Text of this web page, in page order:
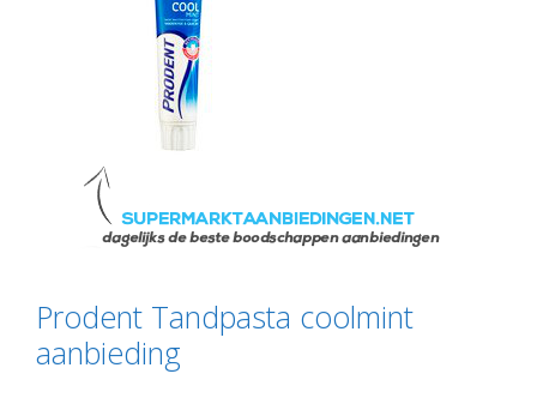
Prodent Tandpasta coolmint
aanbieding